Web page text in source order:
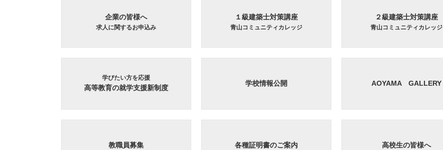
企業の皆様へ
求人に関するお申込み
１級建築士対策講座
青山コミュニティカレッジ
２級建築士対策講座
青山コミュニティカレッジ
学びたい方を応援
高等教育の就学支援新制度
学校情報公開 AOYAMA GALLERY
教職員募集 各種証明書のご案内 高校生の皆様へ